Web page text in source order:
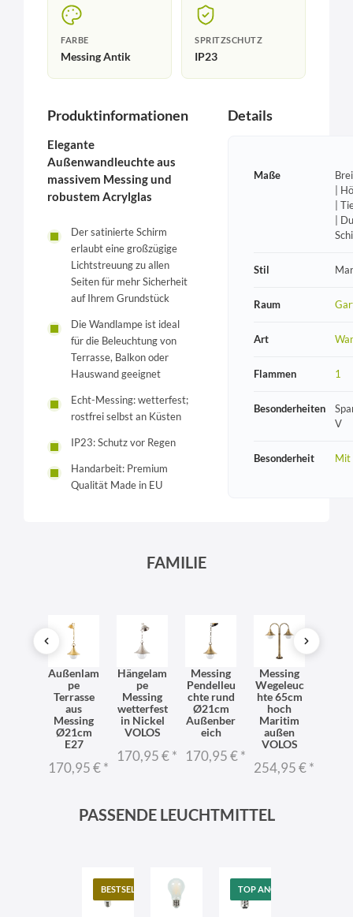
FARBE
Messing Antik
SPRITZSCHUTZ
IP23
Produktinformationen
Elegante
Außenwandleuchte aus
massivem Messing und
robustem Acrylglas
Der satinierte Schirm
erlaubt eine großzügige
Lichtstreuung zu allen
Seiten für mehr Sicherheit
auf Ihrem Grundstück
Die Wandlampe ist ideal
für die Beleuchtung von
Terrasse, Balkon oder
Hauswand geeignet
Echt-Messing: wetterfest;
rostfrei selbst an Küsten
IP23: Schutz vor Regen
Handarbeit: Premium
Qualität Made in EU
Details
Maße
|
|
|
Stil
Raum
Art
Flammen 1
Besonderheiten
V
Besonderheit Mit
FAMILIE
Außenlam
pe
Terrasse
aus
Messing
Ø21cm
E27
170,95 €*
Hängelam
pe
Messing
wetterfest
in Nickel
VOLOS
170,95 €*
Messing
Pendelleu
chte rund
Ø21cm
Außenber
eich
170,95 €*
Messing
Wegeleuc
hte 65cm
hoch
Maritim
außen
VOLOS
254,95 €*
PASSENDE LEUCHTMITTEL
BESTSELLER TOP ANGEBOT